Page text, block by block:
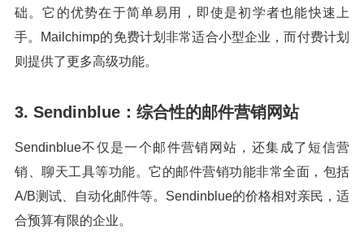
础。它的优势在于简单易用，即使是初学者也能快速上
手。Mailchimp的免费计划非常适合小型企业，而付费计划
则提供了更多高级功能。
3. Sendinblue：综合性的邮件营销网站
Sendinblue不仅是一个邮件营销网站，还集成了短信营
销、聊天工具等功能。它的邮件营销功能非常全面，包括
A/B测试、自动化邮件等。Sendinblue的价格相对亲民，适
合预算有限的企业。